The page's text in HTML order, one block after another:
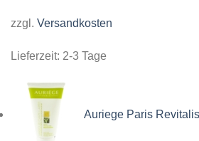
zzgl. Versandkosten
Lieferzeit: 2-3 Tage
Auriege Paris